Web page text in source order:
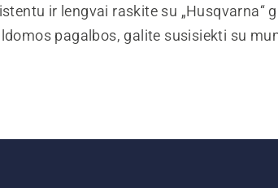
ir lengvai raskite su „Husqvarna“
pagalbos, galite susisiekti su